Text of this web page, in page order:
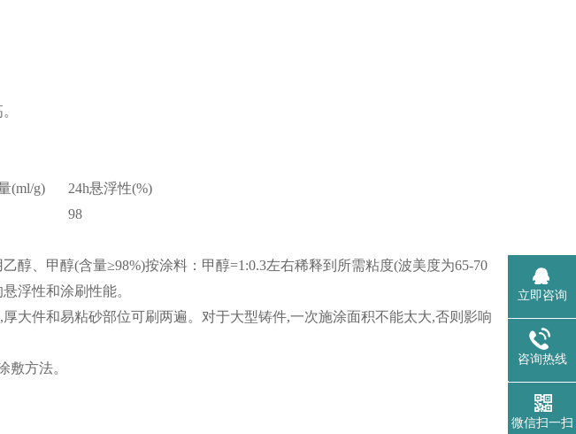
(ml/g)
24h悬浮性(%)
98
醇、甲醇(含量≥98%)按涂料：甲醇=1:0.3左右稀释到所需粘度(波美度为65-70
浮性和涂刷性能。
大件和易粘砂部位可刷两遍。对于大型铸件,一次施涂面积不能太大,否则影响
敷方法。
立即咨询
咨询热线
微信扫一扫